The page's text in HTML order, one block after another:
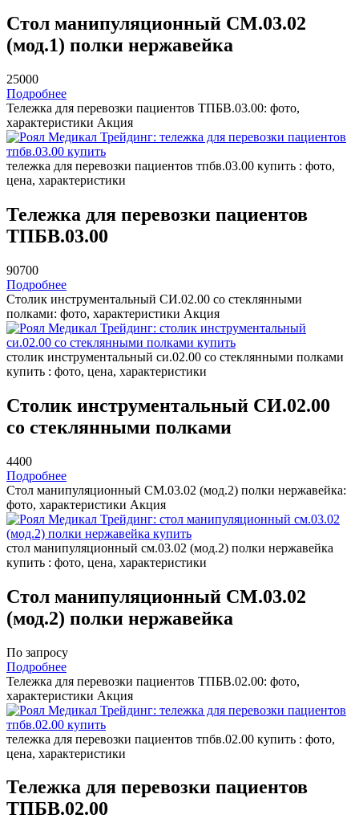
Стол манипуляционный СМ.03.02
(мод.1) полки нержавейка
25000
Подробнее
Тележка для перевозки пациентов ТПБВ.03.00: фото,
характеристики Акция
тележка для перевозки пациентов тпбв.03.00 купить : фото,
цена, характеристики
Тележка для перевозки пациентов
ТПБВ.03.00
90700
Подробнее
Столик инструментальный СИ.02.00 со стеклянными
полками: фото, характеристики Акция
столик инструментальный си.02.00 со стеклянными полками
купить : фото, цена, характеристики
Столик инструментальный СИ.02.00
со стеклянными полками
4400
Подробнее
Стол манипуляционный СМ.03.02 (мод.2) полки нержавейка:
фото, характеристики Акция
стол манипуляционный см.03.02 (мод.2) полки нержавейка
купить : фото, цена, характеристики
Стол манипуляционный СМ.03.02
(мод.2) полки нержавейка
По запросу
Подробнее
Тележка для перевозки пациентов ТПБВ.02.00: фото,
характеристики Акция
тележка для перевозки пациентов тпбв.02.00 купить : фото,
цена, характеристики
Тележка для перевозки пациентов
ТПБВ.02.00